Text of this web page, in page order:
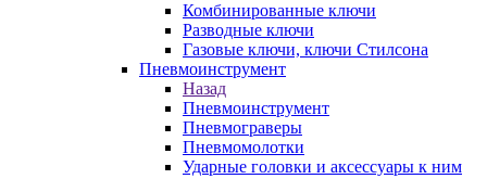
Комбинированные ключи
Разводные ключи
Газовые ключи, ключи Стилсона
Пневмоинструмент
Назад
Пневмоинструмент
Пневмограверы
Пневмомолотки
Ударные головки и аксессуары к ним